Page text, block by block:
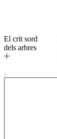
El crit sord
dels arbres